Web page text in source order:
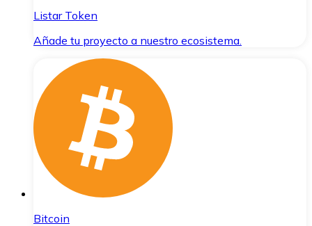
Listar Token
Añade tu proyecto a nuestro ecosistema.
Bitcoin